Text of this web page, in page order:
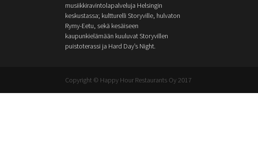
musiikkiravintolapalveluja Helsingin
keskustassa; kultturelli Storyville, hulvaton
Rymy-Eetu, sekä kesäiseen
kaupunkielämään kuuluvat Storyvillen
puistoterassi ja Hard Day’s Night.
Copyright © Happy Hour Restaurants Oy 2017